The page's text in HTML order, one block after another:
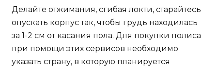
Делайте отжимания, сгибая локти, старайтесь
опускать корпус так, чтобы грудь находилась
за 1-2 см от касания пола. Для покупки полиса
при помощи этих сервисов необходимо
указать страну, в которую планируется